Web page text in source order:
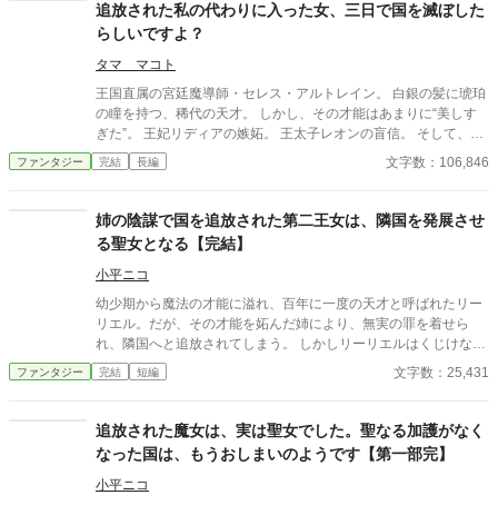
追放された私の代わりに入った女、三日で国を滅ぼした
らしいですよ？
タマ マコト
王国直属の宮廷魔導師・セレス・アルトレイン。 白銀の髪に琥珀
の瞳を持つ、稀代の天才。 しかし、その才能はあまりに“美しす
ぎた”。 王妃リディアの嫉妬。 王太子レオンの盲信。 そして、セ
レスを庇うはずだった上官の沈黙。 「あなたの魔法は冷たい。心
がこもっていないわ」 そう言われ、セレスは**『無能』の烙印**
「――この国の炎は、三日で尽きるでしょう。」 誰もそれを脅し
とは受け取らなかった。 だがそれは、彼女が未来を見通す“預言
魔法”の言葉だったのだ。
ファンタジー 完結 長編 文字数：106,846
姉の陰謀で国を追放された第二王女は、隣国を発展させ
る聖女となる【完結】
小平ニコ
幼少期から魔法の才能に溢れ、百年に一度の天才と呼ばれたリー
リエル。だが、その才能を妬んだ姉により、無実の罪を着せら
れ、隣国へと追放されてしまう。 しかしリーリエルはくじけなか
った。持ち前の根性と、常識を遥かに超えた魔法能力で、まとも
な建物すら存在しなかった隣国を、たちまちのうちに強国へと成
り、やりたい放題の振る舞いで国を乱す姉を打ち倒すために……
ファンタジー 完結 短編 文字数：25,431
追放された魔女は、実は聖女でした。聖なる加護がなく
なった国は、もうおしまいのようです【第一部完】
小平ニコ